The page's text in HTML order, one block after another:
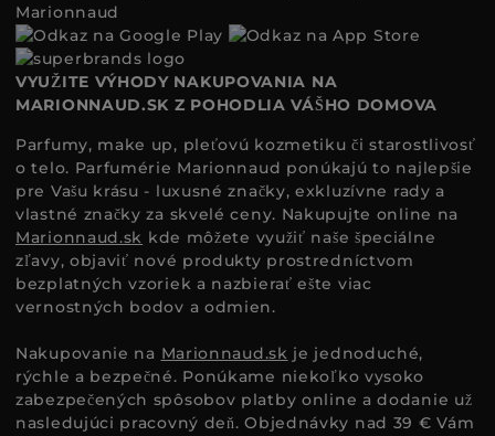
Marionnaud
VYUŽITE VÝHODY NAKUPOVANIA NA
MARIONNAUD.SK Z POHODLIA VÁŠHO DOMOVA
Parfumy, make up, pleťovú kozmetiku či starostlivosť
o telo. Parfumérie Marionnaud ponúkajú to najlepšie
pre Vašu krásu - luxusné značky, exkluzívne rady a
vlastné značky za skvelé ceny. Nakupujte online na
Marionnaud.sk kde môžete využiť naše špeciálne
zľavy, objaviť nové produkty prostredníctvom
bezplatných vzoriek a nazbierať ešte viac
vernostných bodov a odmien.
Nakupovanie na Marionnaud.sk je jednoduché,
rýchle a bezpečné. Ponúkame niekoľko vysoko
zabezpečených spôsobov platby online a dodanie už
nasledujúci pracovný deň. Objednávky nad 39 € Vám